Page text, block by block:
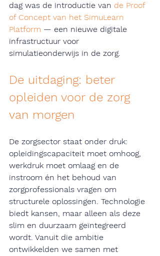
dag was de introductie van de Proof
of Concept van het SimuLearn
Platform — een nieuwe digitale
infrastructuur voor
simulatieonderwijs in de zorg.
De uitdaging: beter
opleiden voor de zorg
van morgen
De zorgsector staat onder druk:
opleidingscapaciteit moet omhoog,
werkdruk moet omlaag en de
instroom én het behoud van
zorgprofessionals vragen om
structurele oplossingen. Technologie
biedt kansen, maar alleen als deze
slim en duurzaam geïntegreerd
wordt. Vanuit die ambitie
ontwikkelden we samen met